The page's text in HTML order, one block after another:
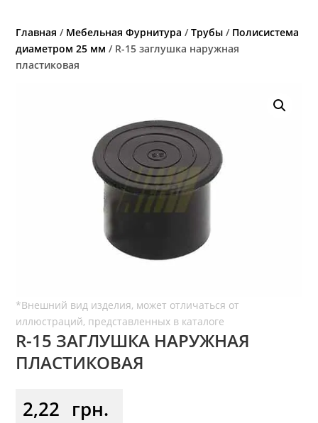
Главная / Мебельная Фурнитура /Трубы / Полисистема
диаметром 25 мм / R-15 заглушка наружная
пластиковая
R-15 ЗАГЛУШКА НАРУЖНАЯ
ПЛАСТИКОВАЯ
2,22 грн.